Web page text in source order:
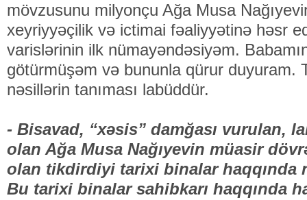
mövzusunu milyonçu Ağa Musa
xeyriyyəçilik və ictimai fəaliyyətinə həsr
varislərinin ilk nümayəndəsiyəm.
götürmüşəm və bununla qürur duyuram.
nəsillərin tanıması labüddür.
- Bisavad, “xəsis” damğası vurulan,
olan Ağa Musa Nağıyevin müasir
olan tikdirdiyi tarixi binalar haqqında
Bu tarixi binalar sahibkarı haqqında